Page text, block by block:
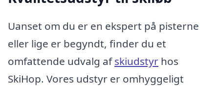
Uanset om du er en ekspert på pisterne
eller lige er begyndt, finder du et
omfattende udvalg afskiudstyr hos
SkiHop. Vores udstyr er omhyggeligt